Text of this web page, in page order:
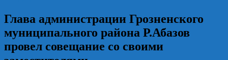
Глава администрации Грозненского
муниципального района Р.Абазов
провел совещание со своими